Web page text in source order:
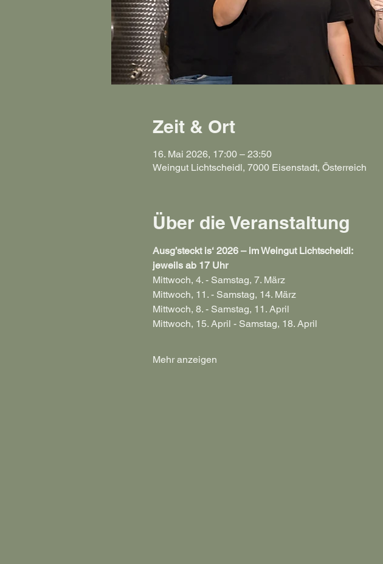
Zeit & Ort
16. Mai 2026, 17:00 – 23:50
Weingut Lichtscheidl, 7000 Eisenstadt, Österreich
Über die Veranstaltung
Ausg’steckt is‘ 2026 – im Weingut Lichtscheidl:
jeweils ab 17 Uhr
Mittwoch, 4. - Samstag, 7. März
Mittwoch, 11. - Samstag, 14. März
Mittwoch, 8. - Samstag, 11. April
Mittwoch, 15. April - Samstag, 18. April
Mehr anzeigen